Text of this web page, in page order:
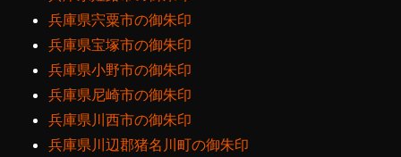
兵庫県宍粟市の御朱印
兵庫県宝塚市の御朱印
兵庫県小野市の御朱印
兵庫県尼崎市の御朱印
兵庫県川西市の御朱印
兵庫県川辺郡猪名川町の御朱印